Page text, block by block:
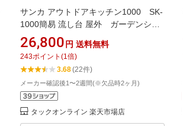
サンカ アウトドアキッチン1000 SK-
1000簡易 流し台 屋外 ガーデンシン
ク 流し台 シンク ステンレス流し台
26,800 円 送料無料
243ポイント (1倍)
3.68(22件)
メーカー確認後1〜2週間(※欠品時2ヶ月)
タックオンライン 楽天市場店